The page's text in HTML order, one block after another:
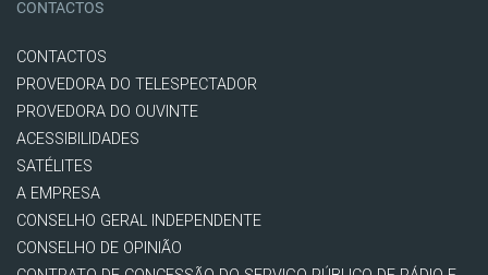
CONTACTOS
CONTACTOS
PROVEDORA DO TELESPECTADOR
PROVEDORA DO OUVINTE
ACESSIBILIDADES
SATÉLITES
A EMPRESA
CONSELHO GERAL INDEPENDENTE
CONSELHO DE OPINIÃO